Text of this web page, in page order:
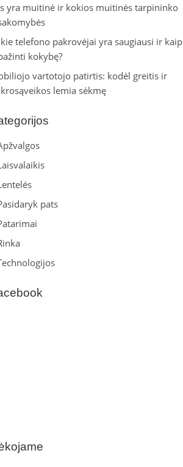
yra muitinė ir kokios muitinės tarpininko
telefono pakrovėjai yra saugiausi ir kaip
kokybę?
vartotojo patirtis: kodėl greitis ir
lemia sėkmę
pats